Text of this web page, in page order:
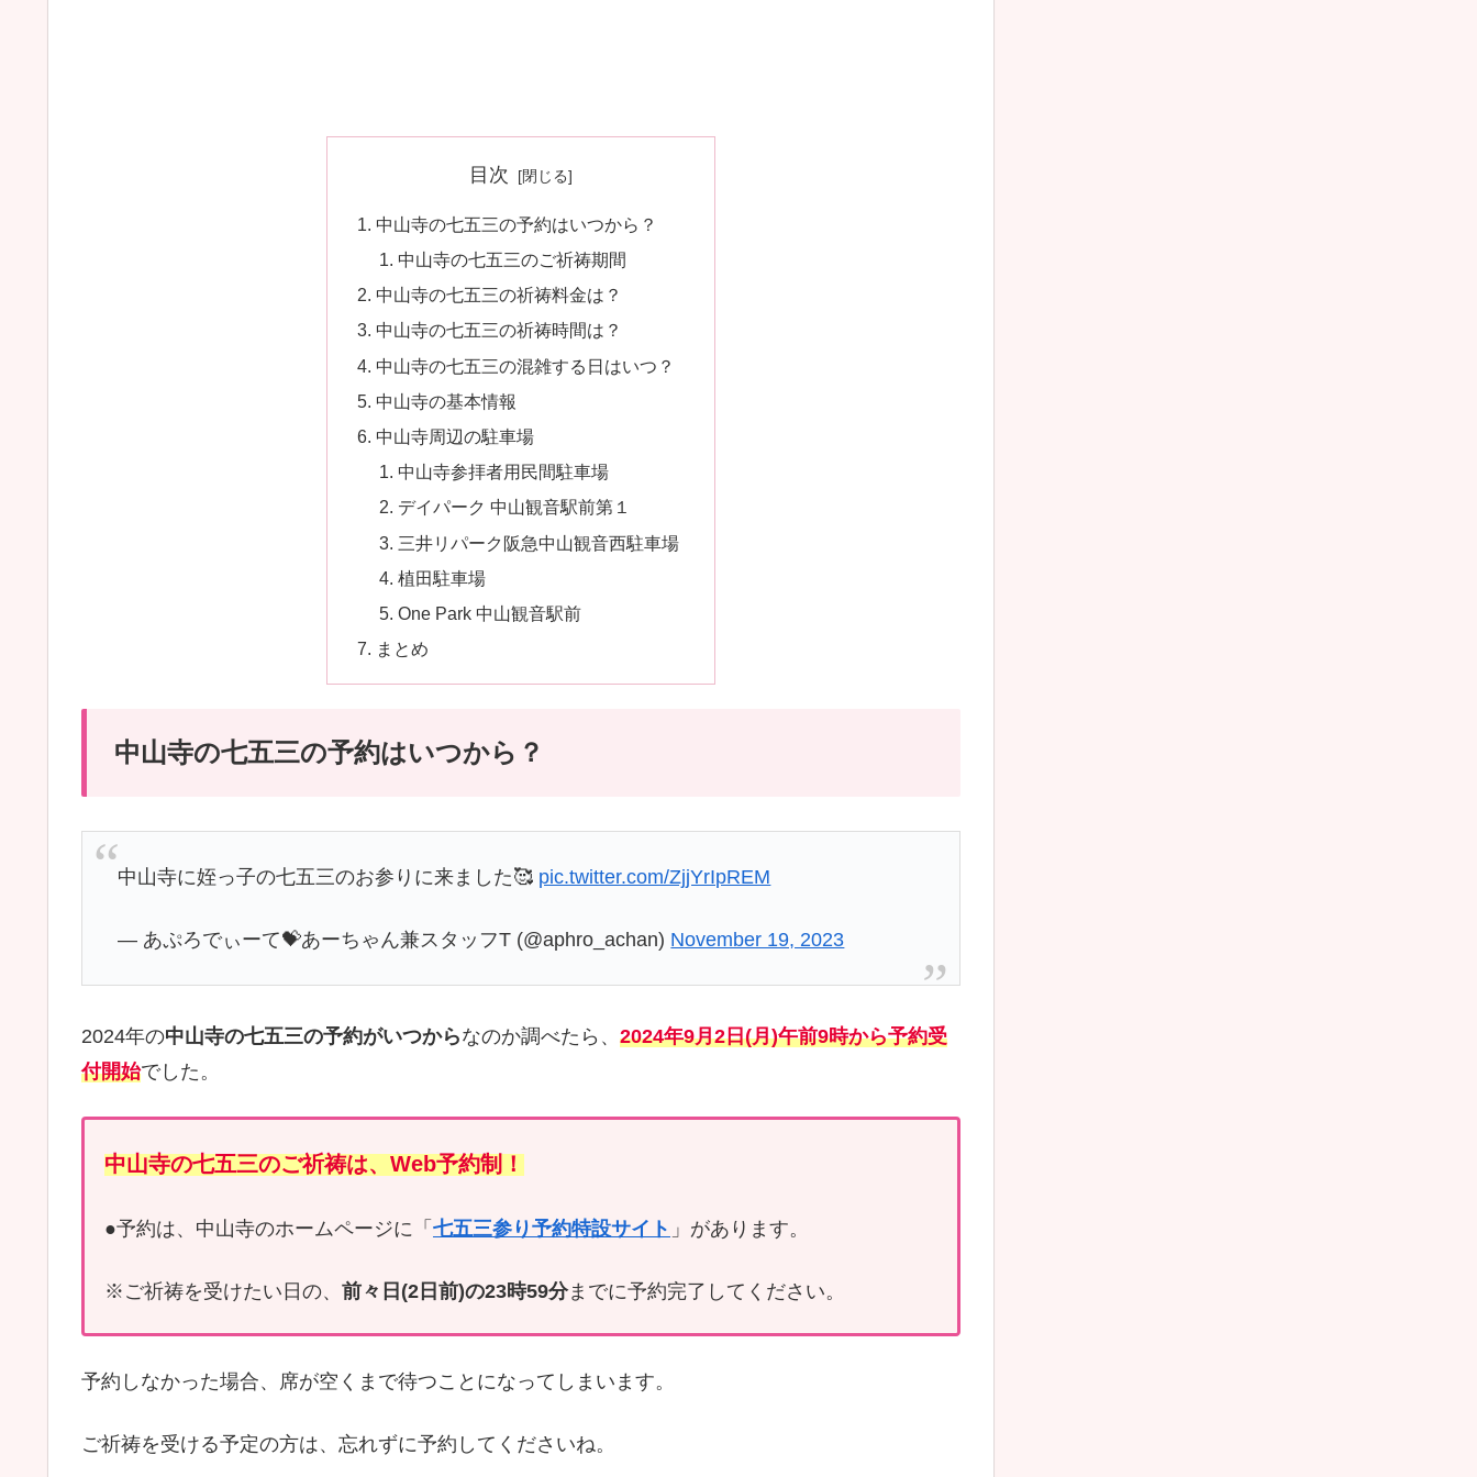
目次
中山寺の七五三の予約はいつから？
中山寺の七五三のご祈祷期間
中山寺の七五三の祈祷料金は？
中山寺の七五三の祈祷時間は？
中山寺の七五三の混雑する日はいつ？
中山寺の基本情報
中山寺周辺の駐車場
中山寺参拝者用民間駐車場
デイパーク 中山観音駅前第１
三井リパーク阪急中山観音西駐車場
植田駐車場
One Park 中山観音駅前
まとめ
中山寺の七五三の予約はいつから？
中山寺に姪っ子の七五三のお参りに来ました🥰 pic.twitter.com/ZjjYrIpREM
— あぷろでぃーて💝あーちゃん兼スタッフT (@aphro_achan) November 19, 2023
2024年の中山寺の七五三の予約がいつからなのか調べたら、 2024年9月2日(月)午前9時から予約受
付開始でした。
中山寺の七五三のご祈祷は、Web予約制！
●予約は、中山寺のホームページに「 七五三参り予約特設サイト 」があります。
※ご祈祷を受けたい日の、 前々日(2日前)の23時59分までに予約完了してください。
予約しなかった場合、席が空くまで待つことになってしまいます。
ご祈祷を受ける予定の方は、忘れずに予約してくださいね。